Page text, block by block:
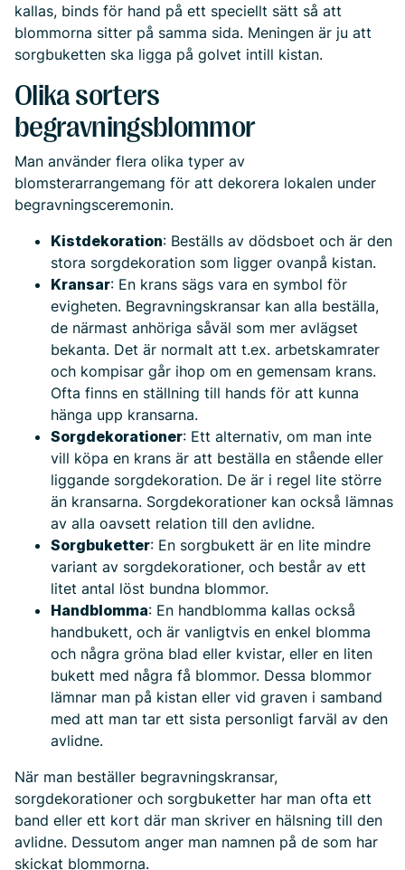
kallas, binds för hand på ett speciellt sätt så att
blommorna sitter på samma sida. Meningen är ju att
sorgbuketten ska ligga på golvet intill kistan.
Olika sorters
begravningsblommor
Man använder flera olika typer av
blomsterarrangemang för att dekorera lokalen under
begravningsceremonin.
Kistdekoration: Beställs av dödsboet och är den
stora sorgdekoration som ligger ovanpå kistan.
Kransar: En krans sägs vara en symbol för
evigheten. Begravningskransar kan alla beställa,
de närmast anhöriga såväl som mer avlägset
bekanta. Det är normalt att t.ex. arbetskamrater
och kompisar går ihop om en gemensam krans.
Ofta finns en ställning till hands för att kunna
hänga upp kransarna.
Sorgdekorationer: Ett alternativ, om man inte
vill köpa en krans är att beställa en stående eller
liggande sorgdekoration. De är i regel lite större
än kransarna. Sorgdekorationer kan också lämnas
av alla oavsett relation till den avlidne.
Sorgbuketter: En sorgbukett är en lite mindre
variant av sorgdekorationer, och består av ett
litet antal löst bundna blommor.
Handblomma: En handblomma kallas också
handbukett, och är vanligtvis en enkel blomma
och några gröna blad eller kvistar, eller en liten
bukett med några få blommor. Dessa blommor
lämnar man på kistan eller vid graven i samband
med att man tar ett sista personligt farväl av den
avlidne.
När man beställer begravningskransar,
sorgdekorationer och sorgbuketter har man ofta ett
band eller ett kort där man skriver en hälsning till den
avlidne. Dessutom anger man namnen på de som har
skickat blommorna.